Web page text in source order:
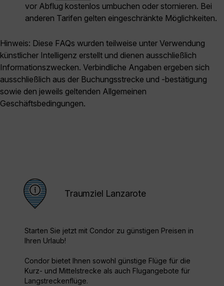
vor Abflug kostenlos umbuchen oder stornieren. Bei
anderen Tarifen gelten eingeschränkte Möglichkeiten.
Hinweis: Diese FAQs wurden teilweise unter Verwendung
künstlicher Intelligenz erstellt und dienen ausschließlich
Informationszwecken. Verbindliche Angaben ergeben sich
ausschließlich aus der Buchungsstrecke und -bestätigung
sowie den jeweils geltenden Allgemeinen
Geschäftsbedingungen.
Traumziel Lanzarote
Starten Sie jetzt mit Condor zu günstigen Preisen in
Ihren Urlaub!
Condor bietet Ihnen sowohl günstige Flüge für die
Kurz- und Mittelstrecke als auch Flugangebote für
Langstreckenflüge.